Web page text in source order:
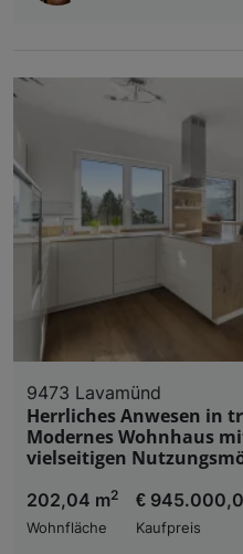
9473 Lavamünd
Herrliches Anwesen in
Modernes Wohnhaus
vielseitigen
202,04 m2
Wohnfläche
€
Kaufpreis